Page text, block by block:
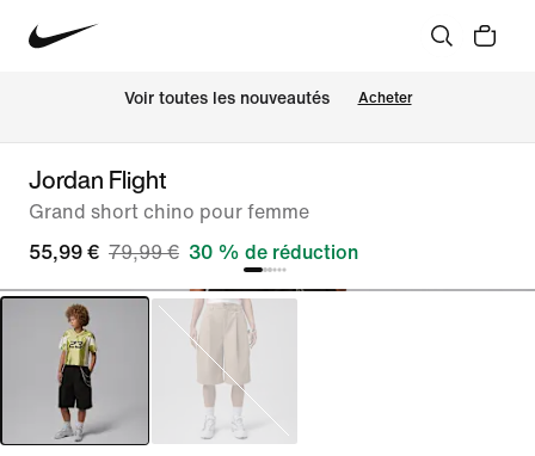
Voir toutes les nouveautés Acheter
Jordan Flight
Grand short chino pour femme
55,99 € 79,99 € 30 % de réduction